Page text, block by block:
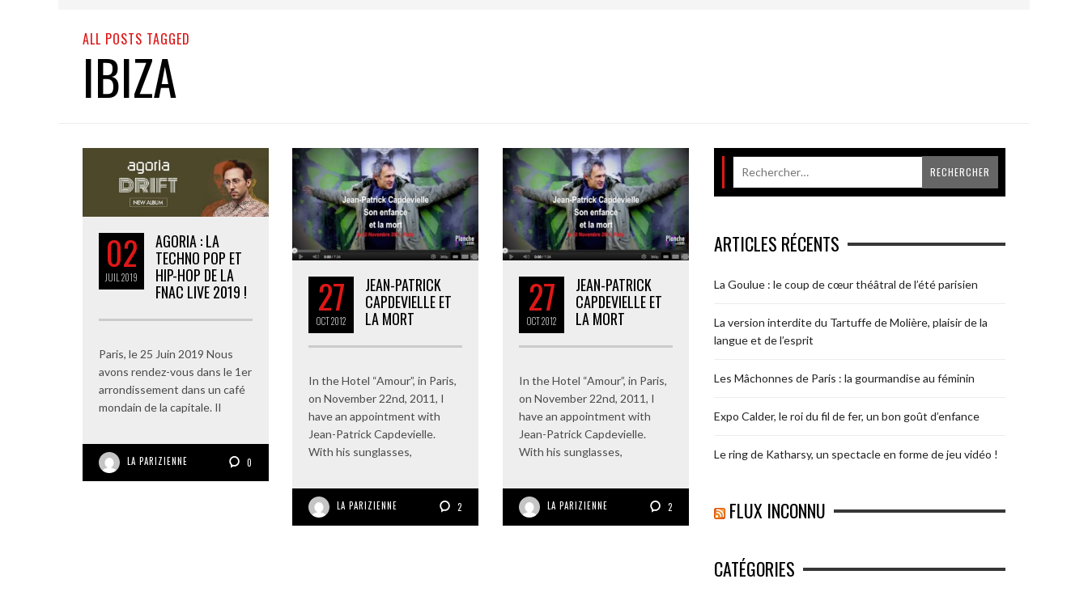
ALL POSTS TAGGED
IBIZA
02
JUIL 2019
AGORIA : LA
TECHNO POP ET
HIP-HOP DE LA
FNAC LIVE 2019 !
Paris, le 25 Juin 2019 Nous
avons rendez-vous dans le 1er
arrondissement dans un café
mondain de la capitale. Il
LA PARIZIENNE 0
27
OCT2012
JEAN-PATRICK
CAPDEVIELLE ET
LA MORT
In the Hotel “Amour”, in Paris,
on November 22nd, 2011, I
have an appointment with
Jean-Patrick Capdevielle.
With his sunglasses,
LA PARIZIENNE 2
27
OCT2012
JEAN-PATRICK
CAPDEVIELLE ET
LA MORT
In the Hotel “Amour”, in Paris,
on November 22nd, 2011, I
have an appointment with
Jean-Patrick Capdevielle.
With his sunglasses,
LA PARIZIENNE 2
ARTICLES RÉCENTS
La Goulue : le coup de cœur théâtral de l’été parisien
La version interdite du Tartuffe de Molière, plaisir de la
langue et de l’esprit
Les Mâchonnes de Paris : la gourmandise au féminin
Expo Calder, le roi du fil de fer, un bon goût d’enfance
Le ring de Katharsy, un spectacle en forme de jeu vidéo !
FLUX INCONNU
CATÉGORIES